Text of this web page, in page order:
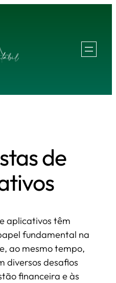
de
aplicativos têm
fundamental na
ao mesmo tempo,
diversos desafios
financeira e às